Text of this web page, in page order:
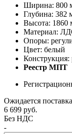
Ширина: 800
Глубина: 382
Высота: 1860
Материал:
Опоры:
Цвет: белый
Конструкция:
Реестр МПТ
Ожидается поставка
6 699 руб.
Без НДС
-